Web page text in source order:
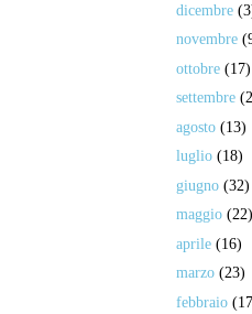
dicembre
novembre
ottobre (17)
settembre
agosto (13)
luglio (18)
giugno (32)
maggio (22)
aprile (16)
marzo (23)
febbraio